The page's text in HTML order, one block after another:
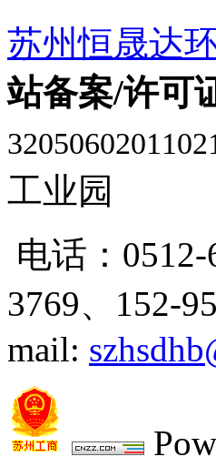
苏州恒晟达
站备案/许可
工业园
电话：0512-
3769、 152-
mail: